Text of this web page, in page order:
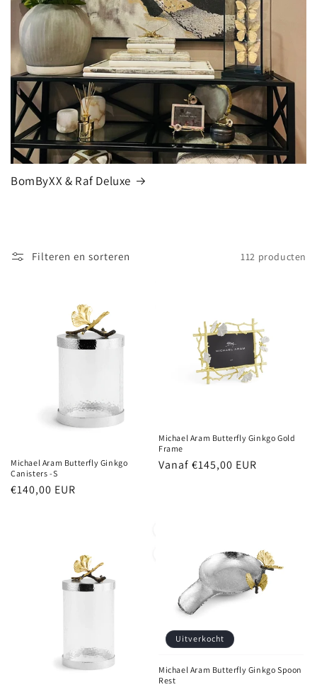
BomByXX & Raf Deluxe
Filteren en sorteren 112 producten
Michael Aram Butterfly Ginkgo
Canisters -S
Normale
€140,00 EUR
Michael Aram Butterfly Ginkgo Gold
Frame
Normale
Vanaf €145,00 EUR
Uitverkocht
Michael Aram Butterfly Ginkgo Spoon
Rest